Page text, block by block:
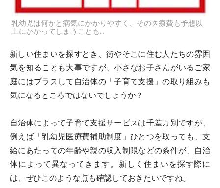
乳幼児は何かと病気にかかりやすく、その医療費も予想以
上にかかってしまうことも…
新しい住まいを探すとき、街やそこに住む人たちの雰囲
気を知ることも大事ですが、小さなお子さんがいるご家
庭にはプラスして自治体の「子育て支援」の取り組みも
気になるところではないでしょうか？
自治体によって子育て支援サービスは千差万別ですが、
例えば「乳幼児医療費補助制度」ひとつを取っても、支
給にあたっての年齢や親の収入制限などの条件が、自治
体によって異なってきます。新しく住まいを探す際に
は、ぜひこのような点も確認しておきたいですね。